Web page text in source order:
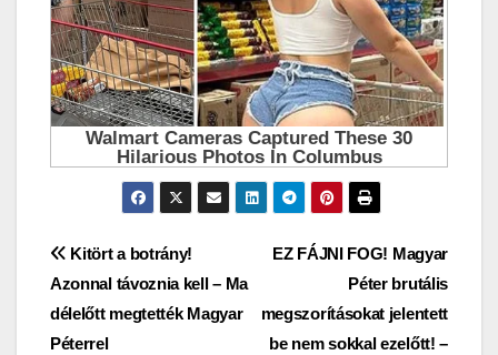
Bejegyzés
navigáció
EZ FÁJNI FOG! Magyar
Péter brutális
megszorításokat jelentett
be nem sokkal ezelőtt! –
Kitört a botrány!
Azonnal távoznia kell – Ma
délelőtt megtették Magyar
Péterrel